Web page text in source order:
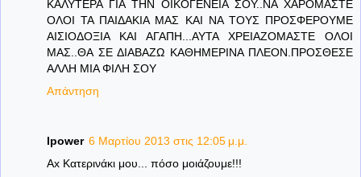
ΚΑΛΥΤΕΡΑ ΓΙΑ ΤΗΝ ΟΙΚΟΓΕΝΕΙΑ ΣΟΥ..ΝΑ ΧΑΡΟΜΑΣΤΕ
ΟΛΟΙ ΤΑ ΠΑΙΔΑΚΙΑ ΜΑΣ ΚΑΙ ΝΑ ΤΟΥΣ ΠΡΟΣΦΕΡΟΥΜΕ
ΑΙΣΙΟΔΟΞΙΑ ΚΑΙ ΑΓΑΠΗ...ΑΥΤΑ ΧΡΕΙΑΖΟΜΑΣΤΕ ΟΛΟΙ
ΜΑΣ..ΘΑ ΣΕ ΔΙΑΒΑΖΩ ΚΑΘΗΜΕΡΙΝΑ ΠΛΕΟΝ.ΠΡΟΣΘΕΣΕ
ΑΛΛΗ ΜΙΑ ΦΙΛΗ ΣΟΥ
Απάντηση
lpower 6 Μαρτίου 2013 στις 12:05 μ.μ.
Ax Κατερινάκι μου... πόσο μοιάζουμε!!!